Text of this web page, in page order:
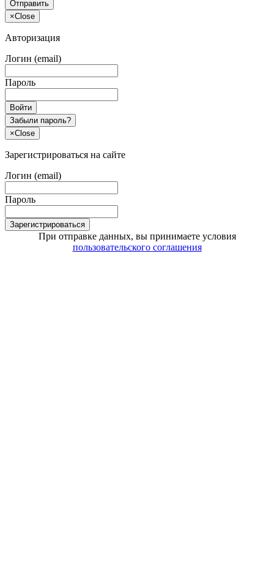
Отправить
×Close
Авторизация
Логин (email)
Пароль
Войти
Забыли пароль?
×Close
Зарегистрироваться на сайте
Логин (email)
Пароль
Зарегистрироваться
При отправке данных, вы принимаете условия
пользовательского соглашения